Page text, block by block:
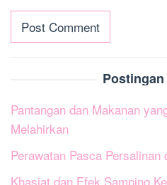
Pantangan dan Makanan
Melahirkan
Perawatan Pasca
Khasiat dan Efek Samping